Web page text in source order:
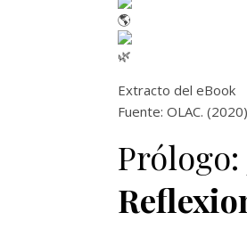
Extracto del eBook
Fuente: OLAC.
Prólogo: